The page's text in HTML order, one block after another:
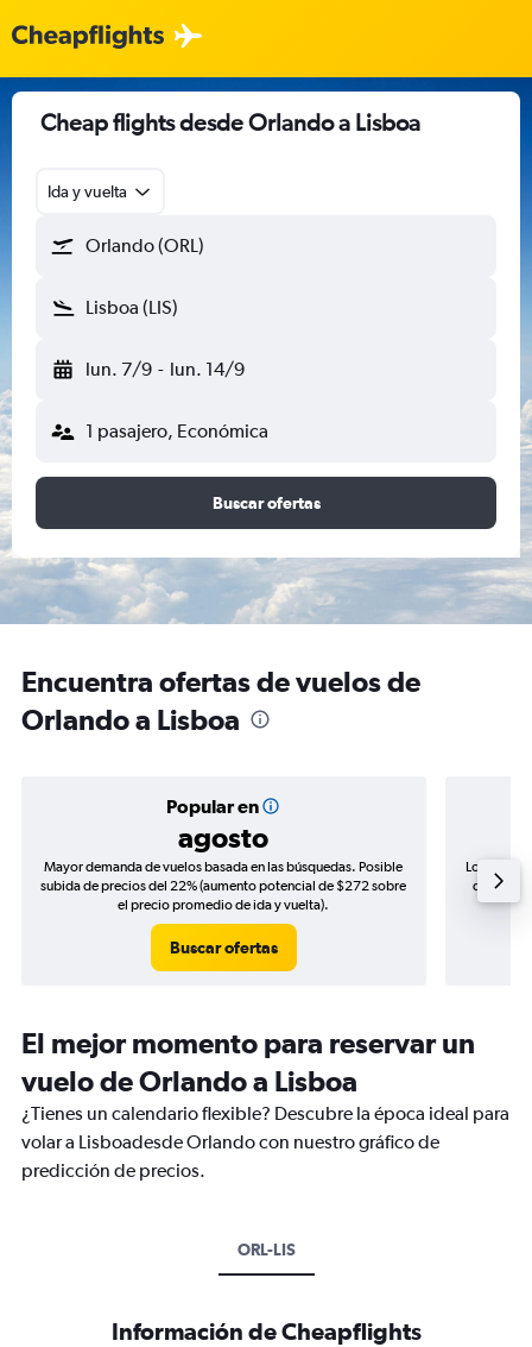
Cheap flights desde Orlando a Lisboa
Ida y vuelta
Orlando (ORL)
Lisboa (LIS)
lun. 7/9 - lun. 14/9
1 pasajero, Económica
Buscar ofertas
Encuentra ofertas de vuelos de
Orlando a Lisboa
Popular en
agosto
Mayor demanda de vuelos basada en las búsquedas. Posible
subida de precios del 22% (aumento potencial de $272 sobre
el precio promedio de ida y vuelta).
Buscar ofertas
Los
de
El mejor momento para reservar un
vuelo de Orlando a Lisboa
¿Tienes un calendario flexible? Descubre la época ideal para
volar a Lisboadesde Orlando con nuestro gráfico de
predicción de precios.
ORL-LIS
Información de Cheapflights